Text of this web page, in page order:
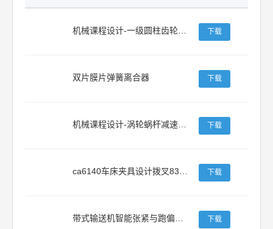
下载
双片膜片弹簧离合器 下载
下载
下载
下载